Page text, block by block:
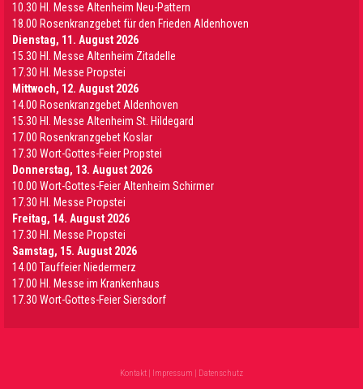
10.30 Hl. Messe Altenheim Neu-Pattern
18.00 Rosenkranzgebet für den Frieden Aldenhoven
Dienstag, 11. August 2026
15.30 Hl. Messe Altenheim Zitadelle
17.30 Hl. Messe Propstei
Mittwoch, 12. August 2026
14.00 Rosenkranzgebet Aldenhoven
15.30 Hl. Messe Altenheim St. Hildegard
17.00 Rosenkranzgebet Koslar
17.30 Wort-Gottes-Feier Propstei
Donnerstag, 13. August 2026
10.00 Wort-Gottes-Feier Altenheim Schirmer
17.30 Hl. Messe Propstei
Freitag, 14. August 2026
17.30 Hl. Messe Propstei
Samstag, 15. August 2026
14.00 Tauffeier Niedermerz
17.00 Hl. Messe im Krankenhaus
17.30 Wort-Gottes-Feier Siersdorf
Kontakt Impressum Datenschutz